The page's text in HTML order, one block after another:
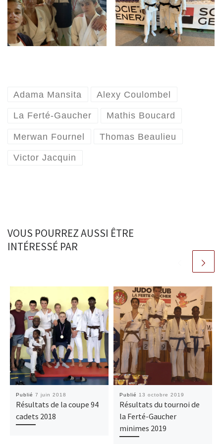
Adama Mansita Alexy Coulombel
La Ferté-Gaucher Mathis Boucard
Merwan Fournel Thomas Beaulieu
Victor Jacquin
VOUS POURREZ AUSSI ÊTRE
INTÉRESSÉ PAR
Publié 7 juin 2018
Résultats de la coupe 94
cadets 2018
Publié 13 octobre 2019
Résultats du tournoi de
la Ferté-Gaucher
minimes 2019